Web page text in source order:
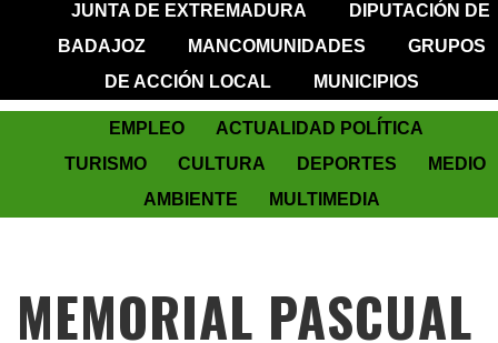
JUNTA DE EXTREMADURA
DIPUTACIÓN DE
BADAJOZ
MANCOMUNIDADES
GRUPOS
DE ACCIÓN LOCAL
MUNICIPIOS
EMPLEO
ACTUALIDAD POLÍTICA
TURISMO
CULTURA DEPORTES
MEDIO
AMBIENTE
MULTIMEDIA
MEMORIAL PASCUAL